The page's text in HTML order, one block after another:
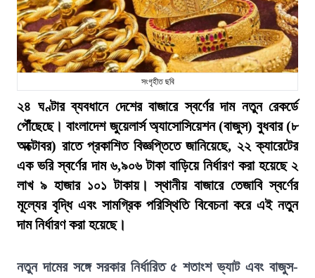
সংগৃহীত ছবি
২৪ ঘণ্টার ব্যবধানে দেশের বাজারে স্বর্ণের দাম নতুন রেকর্ডে
পৌঁছেছে। বাংলাদেশ জুয়েলার্স অ্যাসোসিয়েশন (বাজুস) বুধবার (৮
অক্টোবর) রাতে প্রকাশিত বিজ্ঞপ্তিতে জানিয়েছে, ২২ ক্যারেটের
এক ভরি স্বর্ণের দাম ৬,৯০৬ টাকা বাড়িয়ে নির্ধারণ করা হয়েছে ২
লাখ ৯ হাজার ১০১ টাকায়। স্থানীয় বাজারে তেজাবি স্বর্ণের
মূল্যের বৃদ্ধি এবং সামগ্রিক পরিস্থিতি বিবেচনা করে এই নতুন
দাম নির্ধারণ করা হয়েছে।
নতুন দামের সঙ্গে সরকার নির্ধারিত ৫ শতাংশ ভ্যাট এবং বাজুস-